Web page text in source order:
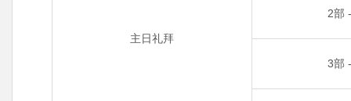
主日礼拜
2部
3部